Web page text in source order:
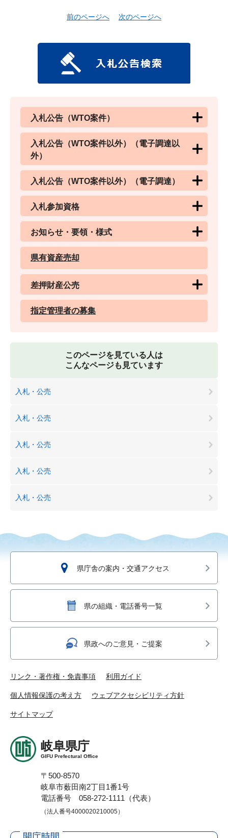
前のページへ 次のページへ
入札公告（WTO案件）
入札公告（WTO案件以外）（電子調達以
外）
入札公告（WTO案件以外）（電子調達）
入札参加資格
お知らせ・要領・様式
県有資産売却
差押財産公売
指定管理者の募集
このページを見ている人は
こんなページも見ています
入札・公売
入札・公売
入札・公売
入札・公売
入札・公売
県庁舎の案内・交通アクセス
県の組織・電話番号一覧
県政へのご意見・ご提案
リンク・著作権・免責事項 利用ガイド
個人情報保護の考え方 ウェブアクセシビリティ方針
サイトマップ
岐阜県庁
GIFU Prefectural Office
〒500-8570
岐阜市薮田南2丁目1番1号
電話番号 058-272-1111（代表）
（法人番号4000020210005）